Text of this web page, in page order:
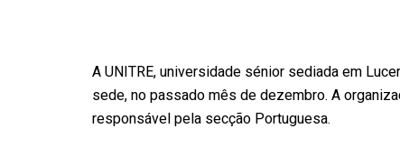
A UNITRE, universidade sénior sediada em
sede, no passado mês de dezembro. A
responsável pela secção Portuguesa.